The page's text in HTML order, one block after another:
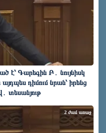
է՝ Գարեգին Բ․ նույնիսկ
դիմում նրան՝ իրենց
տեսանյութ
2 ժամ առաջ